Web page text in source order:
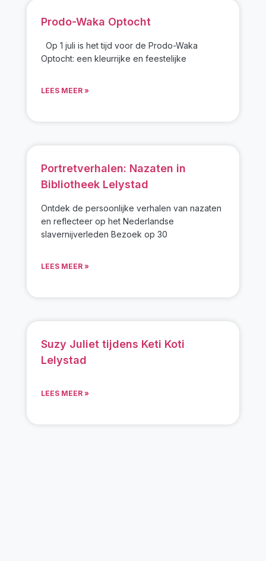
Prodo-Waka Optocht
Op 1 juli is het tijd voor de Prodo-Waka
Optocht: een kleurrijke en feestelijke
LEES MEER »
Portretverhalen: Nazaten in
Bibliotheek Lelystad
Ontdek de persoonlijke verhalen van nazaten
en reflecteer op het Nederlandse
slavernijverleden Bezoek op 30
LEES MEER »
Suzy Juliet tijdens Keti Koti
Lelystad
LEES MEER »